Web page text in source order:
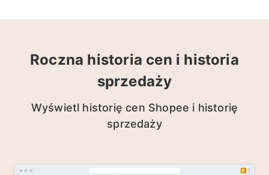
Roczna historia cen i historia
sprzedaży
Wyświetl historię cen Shopee i historię
sprzedaży